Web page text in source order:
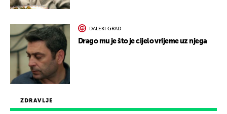
ZDRAVLJE
DALEKI GRAD
Drago mu je što je cijelo vrijeme uz njega